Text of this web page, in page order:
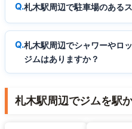
札木駅周辺で駐車場のある
札木駅周辺でシャワーやロ
ジムはありますか？
札木駅周辺でジムを駅